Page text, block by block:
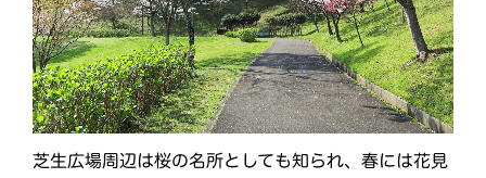
芝生広場周辺は桜の名所としても知られ、春には花見